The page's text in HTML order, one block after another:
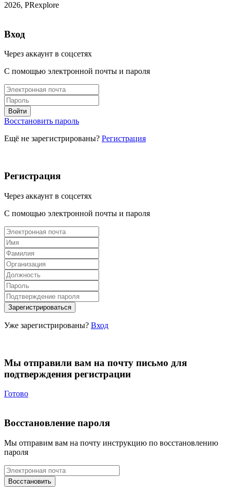
2026, PRexplore
Вход
Через аккаунт в соцсетях
С помощью электронной почты и пароля
Восстановить пароль
Ещё не зарегистрированы? Регистрация
Регистрация
Через аккаунт в соцсетях
С помощью электронной почты и пароля
Уже зарегистрированы? Вход
Мы отправили вам на почту письмо для
подтверждения регистрации
Готово
Восстановление пароля
Мы отправим вам на почту инструкцию по восстановлению
пароля